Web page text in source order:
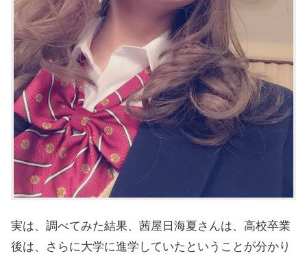
実は、調べてみた結果、茜屋日海夏さんは、高校卒業
後は、さらに大学に進学していたということが分かり